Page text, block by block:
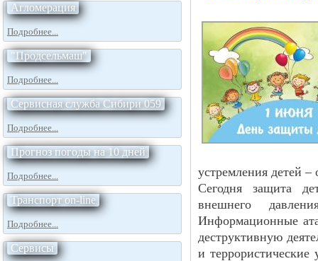
Агломерация
Подробнее...
"Продсельмаш"
Подробнее...
Сервисная служба Сибири 059
Подробнее...
Прогноз погоды на 10 дней
Подробнее...
Транспорт on-line
Подробнее...
Сервисы
устремления детей –
Сегодня защита
внешнего
Информационные
деструктивную
и